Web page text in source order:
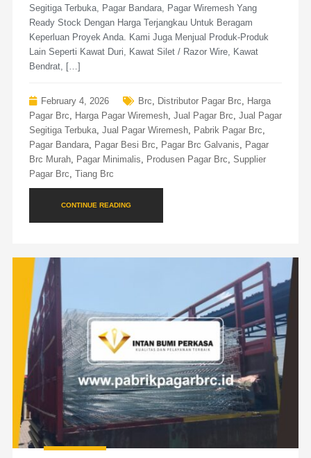
Segitiga Terbuka, Pagar Bandara, Pagar Wiremesh Yang
Ready Stock Dengan Harga Terjangkau Untuk Beragam
Keperluan Proyek Anda. Kami Juga Menjual Produk-Produk
Lain Seperti Kawat Duri, Kawat Silet / Razor Wire, Kawat
Bendrat, […]
February 4, 2026 Brc, Distributor Pagar Brc, Harga
Pagar Brc, Harga Pagar Wiremesh, Jual Pagar Brc, Jual Pagar
Segitiga Terbuka, Jual Pagar Wiremesh, Pabrik Pagar Brc,
Pagar Bandara, Pagar Besi Brc, Pagar Brc Galvanis, Pagar
Brc Murah, Pagar Minimalis, Produsen Pagar Brc, Supplier
Pagar Brc, Tiang Brc
CONTINUE READING